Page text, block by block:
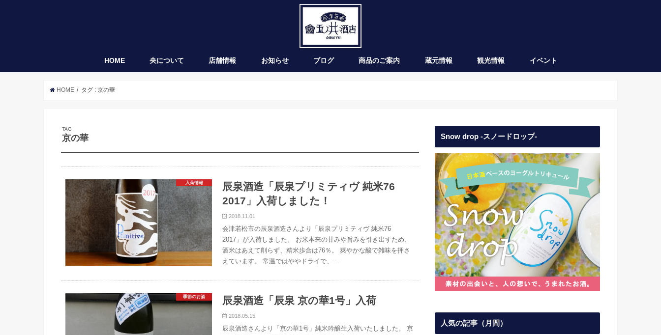
HOME 央について 店舗情報 お知らせ ブログ 商品のご案内 蔵元情報 観光情報 イベント
HOME タグ : 京の華
TAG
京の華
入荷情報
辰泉酒造「辰泉プリミティヴ 純米76
2017」入荷しました！
2018.11.01
会津若松市の辰泉酒造さんより「辰泉プリミティヴ 純米76
2017」が入荷しました。 お米本来の甘みや旨みを引き出すため、
酒米はあえて削らず、精米歩合は76％。 爽やかな酸で雑味を押さ
えています。 常温ではややドライで、…
季節のお酒 辰泉酒造「辰泉 京の華1号」入荷
2018.05.15
辰泉酒造さんより「京の華1号」純米吟醸生入荷いたしました。 京
Snow drop -スノードロップ-
人気の記事（月間）